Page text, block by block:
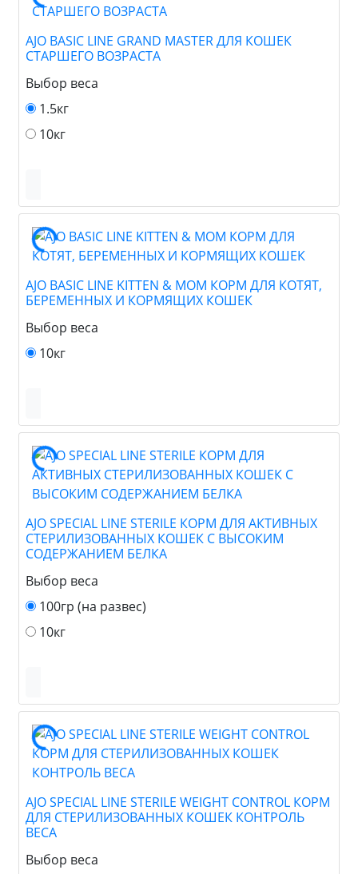
AJO BASIC LINE GRAND MASTER ДЛЯ КОШЕК
СТАРШЕГО ВОЗРАСТА
Выбор веса
1.5кг
10кг
AJO BASIC LINE KITTEN & MOM КОРМ ДЛЯ КОТЯТ,
БЕРЕМЕННЫХ И КОРМЯЩИХ КОШЕК
Выбор веса
10кг
AJO SPECIAL LINE STERILE КОРМ ДЛЯ АКТИВНЫХ
СТЕРИЛИЗОВАННЫХ КОШЕК С ВЫСОКИМ
СОДЕРЖАНИЕМ БЕЛКА
Выбор веса
100гр (на развес)
10кг
AJO SPECIAL LINE STERILE WEIGHT CONTROL КОРМ
ДЛЯ СТЕРИЛИЗОВАННЫХ КОШЕК КОНТРОЛЬ
ВЕСА
Выбор веса